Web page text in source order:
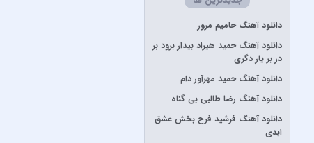
Stevie Wonder
آبان بند
آدوین
آرتا
آرتا و آرون
آرتا و پارسالیپ
دانلود آهنگ حامیم مرور
دانلود آهنگ حمید هیراد بیدار برود بر
در بر یار دگری
دانلود آهنگ حمید مهرآور دام
دانلود آهنگ رضا طالبی بی گناه
دانلود آهنگ فرشید فرح بخش عشق
ابدی